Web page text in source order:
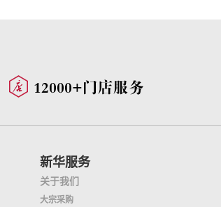
新华服务
关于我们
大宗采购